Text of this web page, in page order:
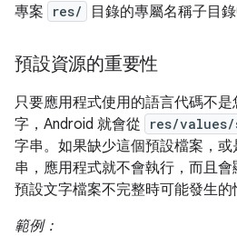
專案
res/ 目錄的專屬名稱子目錄
預設資源的重要性
只要應用程式使用的語言代碼不
字，Android 就會從
res/
字串。如果缺少這個預設檔案，
串，應用程式就不會執行，而且
預設文字檔案不完整時可能發生的
範例：